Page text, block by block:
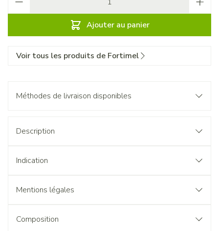
Ajouter au panier
Voir tous les produits de Fortimel
Méthodes de livraison disponibles
Description
Indication
Mentions légales
Composition